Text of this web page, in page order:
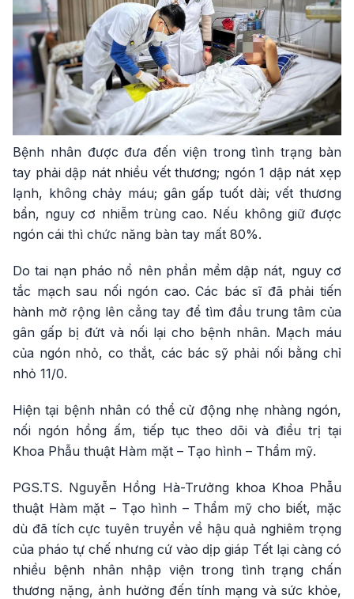
Bệnh nhân được đưa đến viện trong tình trạng bàn
tay phải dập nát nhiều vết thương; ngón 1 dập nát xẹp
lạnh, không chảy máu; gân gấp tuốt dài; vết thương
bẩn, nguy cơ nhiễm trùng cao. Nếu không giữ được
ngón cái thì chức năng bàn tay mất 80%.
Do tai nạn pháo nổ nên phần mềm dập nát, nguy cơ
tắc mạch sau nối ngón cao. Các bác sĩ đã phải tiến
hành mở rộng lên cẳng tay để tìm đầu trung tâm của
gân gấp bị đứt và nối lại cho bệnh nhân. Mạch máu
của ngón nhỏ, co thắt, các bác sỹ phải nối bằng chỉ
nhỏ 11/0.
Hiện tại bệnh nhân có thể cử động nhẹ nhàng ngón,
nối ngón hồng ấm, tiếp tục theo dõi và điều trị tại
Khoa Phẫu thuật Hàm mặt – Tạo hình – Thẩm mỹ.
PGS.TS. Nguyễn Hồng Hà-Trưởng khoa Khoa Phẫu
thuật Hàm mặt – Tạo hình – Thẩm mỹ cho biết, mặc
dù đã tích cực tuyên truyền về hậu quả nghiêm trọng
của pháo tự chế nhưng cứ vào dịp giáp Tết lại càng có
nhiều bệnh nhân nhập viện trong tình trạng chấn
thương nặng, ảnh hưởng đến tính mạng và sức khỏe,